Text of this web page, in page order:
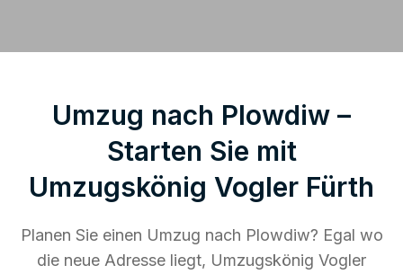
Umzug nach Plowdiw –
Starten Sie mit
Umzugskönig Vogler Fürth
Planen Sie einen Umzug nach Plowdiw? Egal wo
die neue Adresse liegt, Umzugskönig Vogler